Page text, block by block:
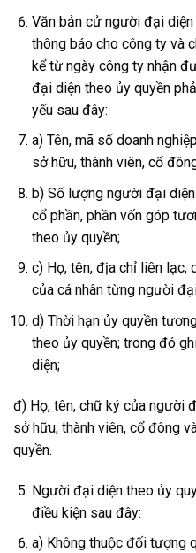
Văn bản cử người đại
thông báo cho công ty và
kể từ ngày công ty nhận
đại diện theo ủy quyền
yếu sau đây:
a) Tên, mã số doanh
sở hữu, thành viên, cổ
b) Số lượng người đại
cổ phần, phần vốn góp
theo ủy quyền;
c) Họ, tên, địa chỉ liên lạc,
của cá nhân từng người
d) Thời hạn ủy quyền
theo ủy quyền; trong đó
diện;
đ) Họ, tên, chữ ký của người
sở hữu, thành viên, cổ đông
quyền.
Người đại diện theo ủy
điều kiện sau đây:
a) Không thuộc đối tượng